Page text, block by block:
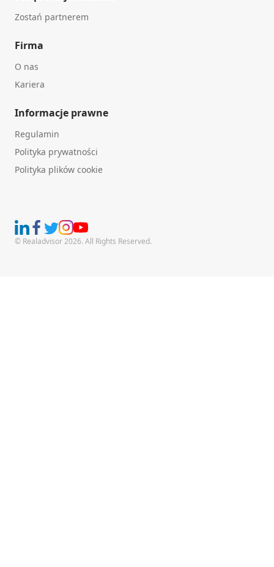
Zostań partnerem
Firma
O nas
Kariera
Informacje prawne
Regulamin
Polityka prywatności
Polityka plików cookie
© Realadvisor 2026. All Rights Reserved.